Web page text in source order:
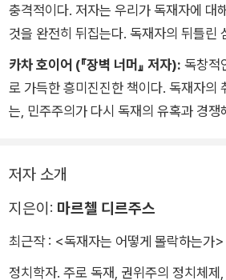
충격적이다. 저자는 우리가 독재자에 대
것을 완전히 뒤집는다. 독재자의 뒤틀린
무르게 하는 왜곡된 체제에 대한 도발적
책은 눈부신 사례들과 설득력 있는 분석
은 독재자가 더 적은 세상으로 가는 로드
카차 호이어 (『장벽 너머』 저자): 독창적
로 가득한 흥미진진한 책이다. 독재자의
는, 민주주의가 다시 독재의 유혹과 경쟁
저자 소개
지은이: 마르첼 디르주스
최근작 : <독재자는 어떻게 몰락하는가>
정치학자. 주로 독재, 권위주의 정치체제